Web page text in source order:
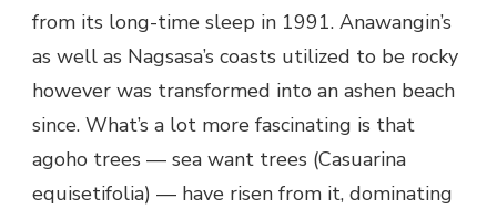
from its long-time sleep in 1991. Anawangin’s
as well as Nagsasa’s coasts utilized to be rocky
however was transformed into an ashen beach
since. What’s a lot more fascinating is that
agoho trees — sea want trees (Casuarina
equisetifolia) — have risen from it, dominating